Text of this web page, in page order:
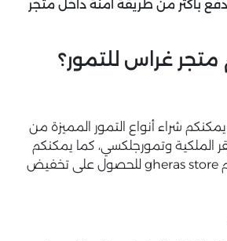
بأكثر من طريقة آمنة داخل متجر
غراس للتمور؟
شراء أنواع التمور المميزة من
الملكية وتمورجلكسي، كما يمكنكم
استخدام كوبون خصم gheras store للحصول على تخفيض